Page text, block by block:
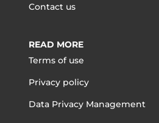
Contact us
READ MORE
Terms of use
Privacy policy
Data Privacy Management